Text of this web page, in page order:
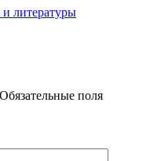
литературы
Обязательные поля